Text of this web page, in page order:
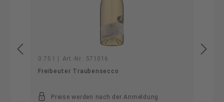
0.75 l Art.-Nr.: 571016
Freibeuter Traubensecco
Preise werden nach der Anmeldung